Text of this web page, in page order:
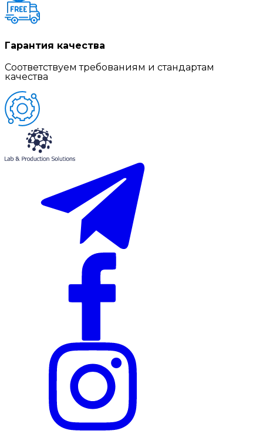
Гарантия качества
Соответствуем требованиям и стандартам
качества